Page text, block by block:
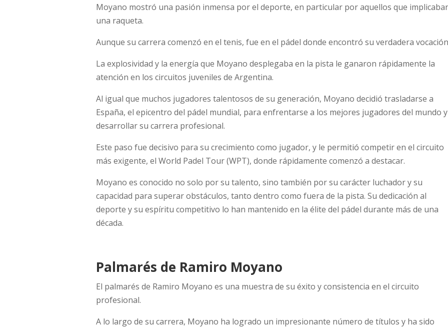
Moyano mostró una pasión inmensa por el deporte, en particular por aquellos que
una raqueta.
Aunque su carrera comenzó en el tenis, fue en el pádel donde encontró su verdadera
La explosividad y la energía que Moyano desplegaba en la pista le ganaron rápidamente la
atención en los circuitos juveniles de Argentina.
Al igual que muchos jugadores talentosos de su generación, Moyano decidió trasladarse a
España, el epicentro del pádel mundial, para enfrentarse a los mejores jugadores del mundo y
desarrollar su carrera profesional.
Este paso fue decisivo para su crecimiento como jugador, y le permitió competir en el circuito
más exigente, el World Padel Tour (WPT), donde rápidamente comenzó a destacar.
Moyano es conocido no solo por su talento, sino también por su carácter luchador y su
capacidad para superar obstáculos, tanto dentro como fuera de la pista. Su dedicación al
deporte y su espíritu competitivo lo han mantenido en la élite del pádel durante más de una
década.
Palmarés de Ramiro Moyano
El palmarés de Ramiro Moyano es una muestra de su éxito y consistencia en el circuito
profesional.
A lo largo de su carrera, Moyano ha logrado un impresionante número de títulos y ha sido